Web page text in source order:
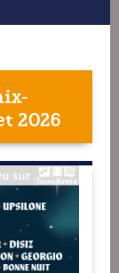
2026